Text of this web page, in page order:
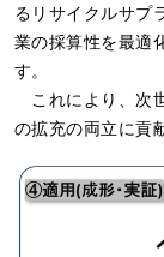
るリサイクルサプ
業の採算性を最適
す。
これにより、次
の拡充の両立に貢